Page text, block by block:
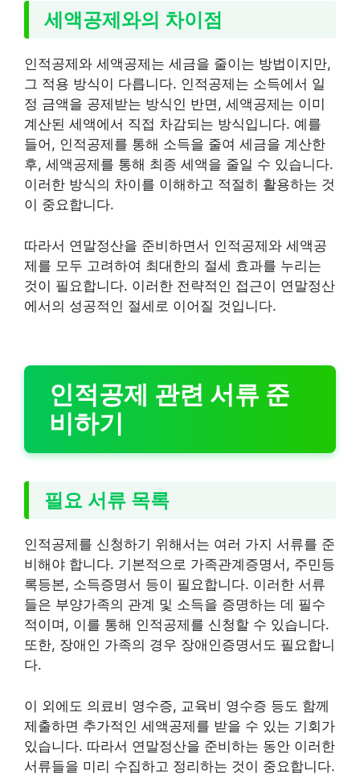
세액공제와의 차이점
인적공제와 세액공제는 세금을 줄이는 방법이지만,
그 적용 방식이 다릅니다. 인적공제는 소득에서 일
정 금액을 공제받는 방식인 반면, 세액공제는 이미
계산된 세액에서 직접 차감되는 방식입니다. 예를
들어, 인적공제를 통해 소득을 줄여 세금을 계산한
후, 세액공제를 통해 최종 세액을 줄일 수 있습니다.
이러한 방식의 차이를 이해하고 적절히 활용하는 것
이 중요합니다.
따라서 연말정산을 준비하면서 인적공제와 세액공
제를 모두 고려하여 최대한의 절세 효과를 누리는
것이 필요합니다. 이러한 전략적인 접근이 연말정산
에서의 성공적인 절세로 이어질 것입니다.
인적공제 관련 서류 준
비하기
필요 서류 목록
인적공제를 신청하기 위해서는 여러 가지 서류를 준
비해야 합니다. 기본적으로 가족관계증명서, 주민등
록등본, 소득증명서 등이 필요합니다. 이러한 서류
들은 부양가족의 관계 및 소득을 증명하는 데 필수
적이며, 이를 통해 인적공제를 신청할 수 있습니다.
또한, 장애인 가족의 경우 장애인증명서도 필요합니
다.
이 외에도 의료비 영수증, 교육비 영수증 등도 함께
제출하면 추가적인 세액공제를 받을 수 있는 기회가
있습니다. 따라서 연말정산을 준비하는 동안 이러한
서류들을 미리 수집하고 정리하는 것이 중요합니다.